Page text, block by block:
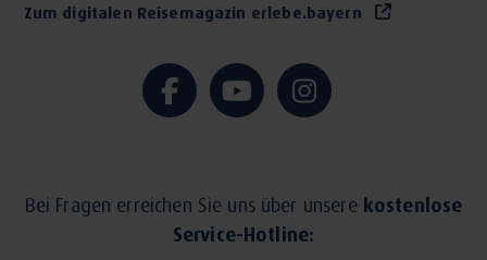
Zum digitalen Reisemagazin erlebe.bayern
Bei Fragen erreichen Sie uns über unsere kostenlose
Service-Hotline: